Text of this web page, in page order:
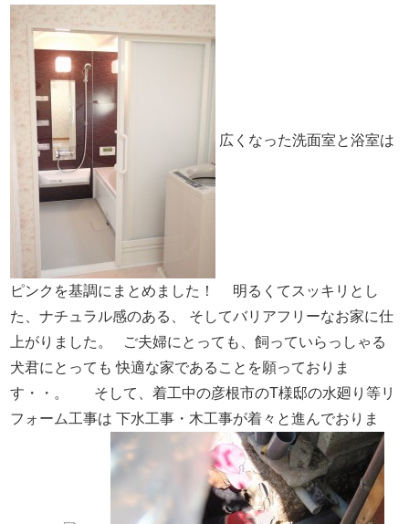
広くなった洗面室と浴室は
ピンクを基調にまとめました！
明るくてスッキリとし
た、ナチュラル感のある、
そしてバリアフリーなお家に仕
上がりました。
ご夫婦にとっても、飼っていらっしゃる
犬君にとっても 快適な家であることを願っておりま
す・・。
そして、着工中の彦根市のT様邸の水廻り等リ
フォーム工事は 下水工事・木工事が着々と進んでおりま